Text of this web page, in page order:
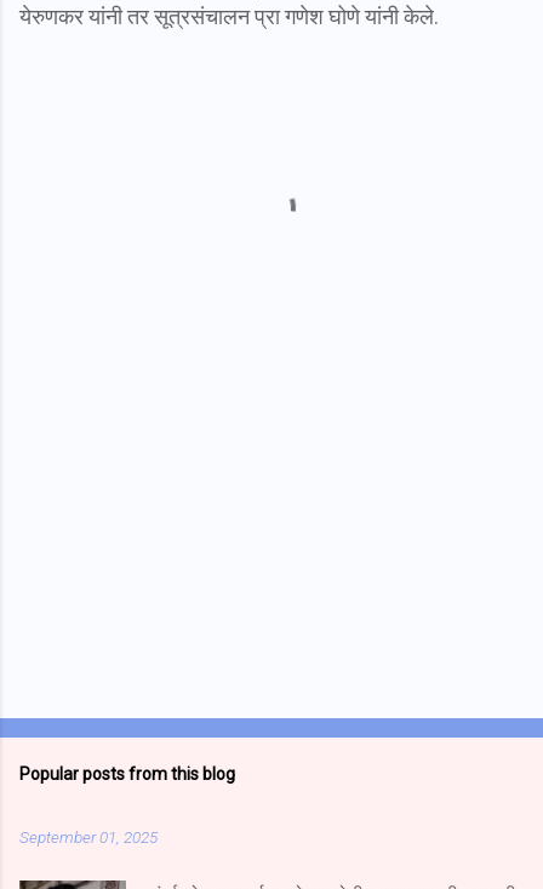
येरुणकर यांनी तर सूत्रसंचालन प्रा गणेश घोणे यांनी केले.
Popular posts from this blog
September 01, 2025